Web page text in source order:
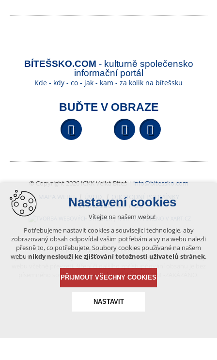
BÍTEŠSKO.COM - kulturně společensko
informační portál
Kde - kdy - co - jak - kam - za kolik na bítešsku
BUĎTE V OBRAZE
Facebook YouTube
© Copyright 2026 ICKK Velká Bíteš | info@bitessko.com
MAPA WEBU
ÚVOD
OBCHODNÍ PODMÍNKY
PORTÁL OBČANA
GIS
VYTVOŘENO V XART.CZ
Obsah tohoto portálu je chráněn autorským právem, které
vykonává vydavatel. Jakékoliv užití článků a fotografií z této podoby
písemného souhlasu vydavatele – BÍTEŠSKO.COM -ZAKÁZÁNO.
Nastavení cookies
Vítejte na našem webu!
Potřebujeme nastavit cookies a související technologie, aby
zobrazovaný obsah odpovídal vašim potřebám a vy na webu nalezli
přesně to, co potřebujete. Soubory cookies používané na našem
webu nikdy neslouží ke zjišťování totožnosti uživatelů stránek.
PŘIJMOUT VŠECHNY COOKIES
NASTAVIT